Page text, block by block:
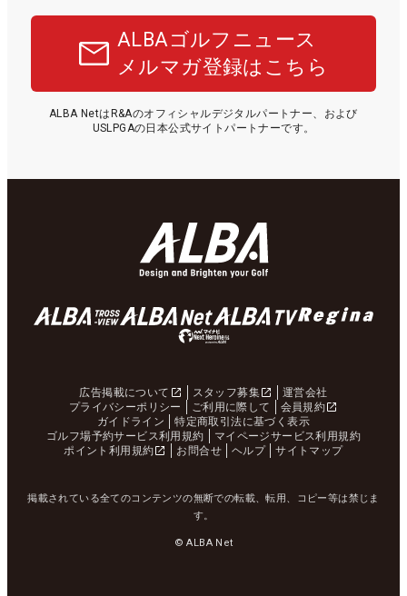
ALBAゴルフニュース
メルマガ登録はこちら
ALBA NetはR&Aのオフィシャルデジタルパートナー、および
USLPGAの日本公式サイトパートナーです。
広告掲載について スタッフ募集
運営会社
プライバシーポリシー
ご利用に際して
会員規約
ガイドライン
特定商取引法に基づく表示
ゴルフ場予約サービス利用規約
マイページサービス利用規約
ポイント利用規約
お問合せ ヘルプ サイトマップ
掲載されている全てのコンテンツの無断での転載、転用、コピー等は禁じま
す。
© ALBA Net